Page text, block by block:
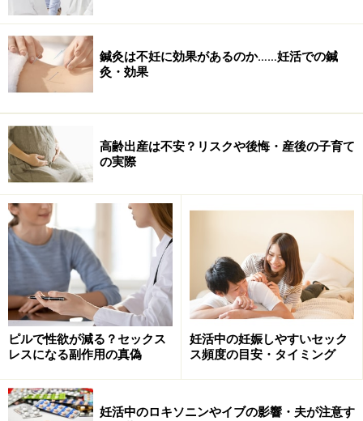
じゃあどのようなツボを押すといいのでしょうか？２つ
の方法があります。それは既にここが良いとされるつぼ
を刺激すること、もう１つは身体全身の押して心地よい
部分や少し痛む部分を探し、そこを適度に刺激すること
です。それでは妊娠に効くツボをご紹介しましょう！
鍼灸は不妊に効果があるのか……妊活での鍼
灸・効果
高齢出産は不安？リスクや後悔・産後の子育て
の実際
ピルで性欲が減る？セックス
レスになる副作用の真偽
妊活中の妊娠しやすいセック
ス頻度の目安・タイミング
妊活中のロキソニンやイブの影響・夫が注意す